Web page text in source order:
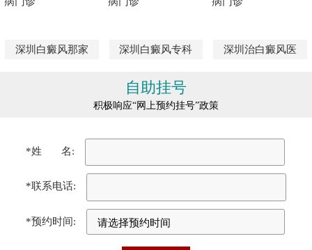
深圳白癜风那家 深圳白癜风专科 深圳治白癜风医
自助挂号
积极响应“网上预约挂号”政策
*姓 名:
*联系电话:
*预约时间: